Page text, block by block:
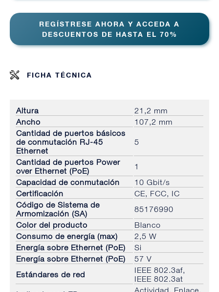
REGÍSTRESE AHORA Y ACCEDA A
DESCUENTOS DE HASTA EL 70%
FICHA TÉCNICA
Altura
21,2 mm
Ancho
107,2 mm
Cantidad de puertos básicos
de conmutación RJ-45
Ethernet
5
Cantidad de puertos Power
over Ethernet (PoE)
1
Capacidad de conmutación
10 Gbit/s
Certificación
CE, FCC, IC
Código de Sistema de
Armomización (SA)
85176990
Color del producto
Blanco
Consumo de energía (max)
2,5 W
Energía sobre Ethernet (PoE)
Si
Energía sobre Ethernet (PoE)
57 V
Estándares de red
IEEE 802.3af,
IEEE 802.3at
Actividad, Enlace,